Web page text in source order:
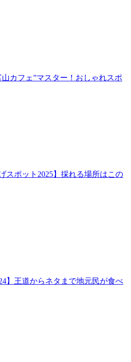
カフェ”マスター！おしゃれスポ
スポット2025】採れる場所はこの
】王道からネタまで地元民が食べ